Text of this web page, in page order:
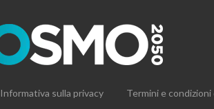
Informativa sulla privacy Termini e condizioni